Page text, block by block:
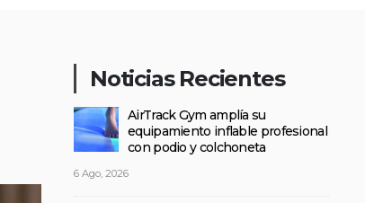
Noticias Recientes
AirTrack Gym amplía su
equipamiento inflable profesional
con podio y colchoneta
6 Ago, 2026